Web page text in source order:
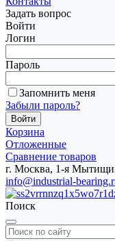
Задать вопрос
Войти
Логин
Пароль
Запомнить меня
Забыли пароль?
Корзина
Отложенные
Сравнение товаров
г. Москва, 1-я
info@industrial-
Поиск